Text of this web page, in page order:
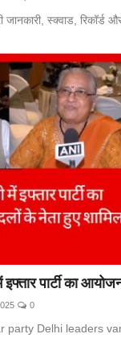
स्क्वाड, रिकॉर्ड
इफ्तार पार्टी का
0
party Delhi leaders